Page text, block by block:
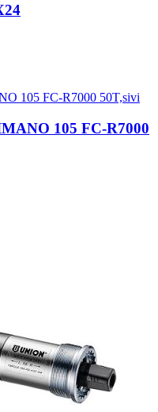
105 FC-R7000